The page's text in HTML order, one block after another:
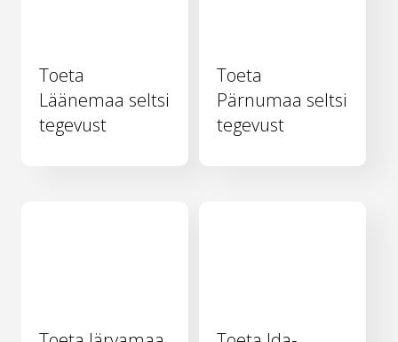
Toeta
Läänemaa seltsi
tegevust
Toeta
Pärnumaa seltsi
tegevust